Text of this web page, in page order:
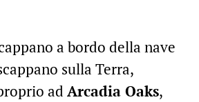
a bordo della nave
sulla Terra,
ad Arcadia Oaks,